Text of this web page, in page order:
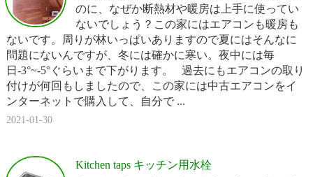
のに、なぜか断熱材や暖房は上手に使ってい
ないでしょう？この家にはエアコンも暖房も
ないです。周りが林いっぱいありますので夏にはそんなに
問題にないんですが、冬には確かに寒い。夜中には毎
日-3°~-5°ぐらいまで下がります。 過去にもエアコンの取り
付けが何回もしましたので、この家には中古エアコンをイ
ンターネットで購入して、自分で ...
2021-01-30
Kitchen taps キッチン用水栓